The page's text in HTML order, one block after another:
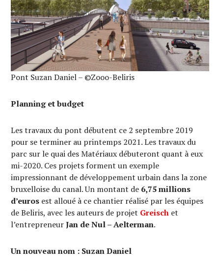
Pont Suzan Daniel – ©Zooo-Beliris
Planning et budget
Les travaux du pont débutent ce 2 septembre 2019
pour se terminer au printemps 2021. Les travaux du
parc sur le quai des Matériaux débuteront quant à eux
mi-2020. Ces projets forment un exemple
impressionnant de développement urbain dans la zone
bruxelloise du canal. Un montant de 6,75 millions
d’euros est alloué à ce chantier réalisé par les équipes
de Beliris, avec les auteurs de projet Greisch et
l’entrepreneurJan de Nul – Aelterman.
Un nouveau nom : Suzan Daniel